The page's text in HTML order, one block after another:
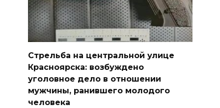
Стрельба на центральной улице
Красноярска: возбуждено
уголовное дело в отношении
мужчины, ранившего молодого
человека